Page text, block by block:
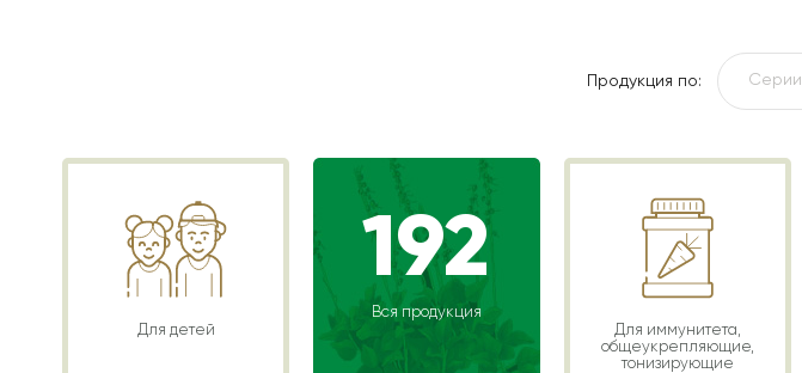
Продукция по: Серии
192
Вся продукция
Для детей
Для иммунитета,
общеукрепляющие,
тонизирующие